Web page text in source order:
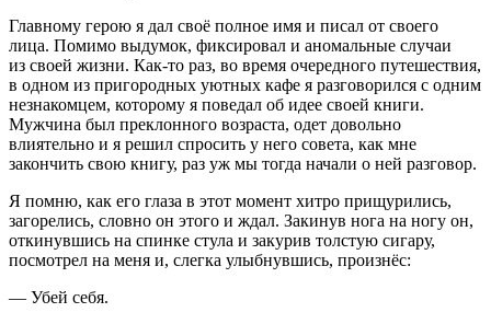
Главному герою я дал своё полное имя и писал от своего
лица. Помимо выдумок, фиксировал и аномальные случаи
из своей жизни. Как-то раз, во время очередного путешествия,
в одном из пригородных уютных кафе я разговорился с одним
незнакомцем, которому я поведал об идее своей книги.
Мужчина был преклонного возраста, одет довольно
влиятельно и я решил спросить у него совета, как мне
закончить свою книгу, раз уж мы тогда начали о ней разговор.
Я помню, как его глаза в этот момент хитро прищурились,
загорелись, словно он этого и ждал. Закинув нога на ногу он,
откинувшись на спинке стула и закурив толстую сигару,
посмотрел на меня и, слегка улыбнувшись, произнёс:
— Убей себя.